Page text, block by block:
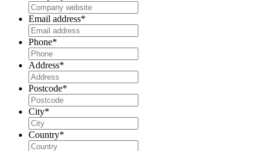
Email address*
Phone*
Address*
Postcode*
City*
Country*